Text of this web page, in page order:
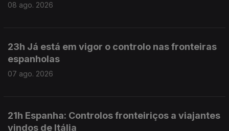
08 ago. 2026
23h Já está em vigor o controlo nas fronteiras
espanholas
07 ago. 2026
21h Espanha: Controlos fronteiriços a viajantes
vindos de Itália